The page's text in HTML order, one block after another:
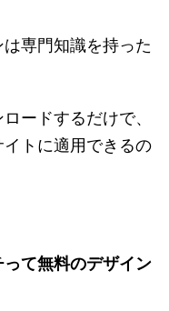
専門知識を持った
ードするだけで、
トに適用できるの
て無料のデザイン